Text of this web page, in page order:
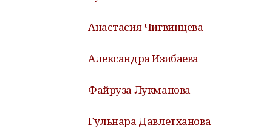
Анастасия Чигвинцева
Александра Изибаева
Файруза Лукманова
Гульнара Давлетханова